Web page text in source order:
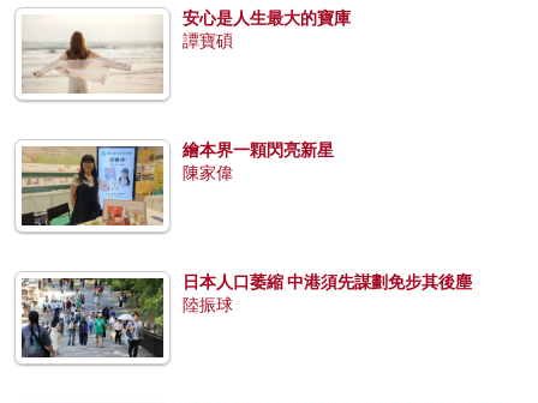
安心是人生最大的寶庫
譚寶碩
繪本界一顆閃亮新星
陳家偉
日本人口萎縮 中港須先謀劃免步其後塵
陸振球